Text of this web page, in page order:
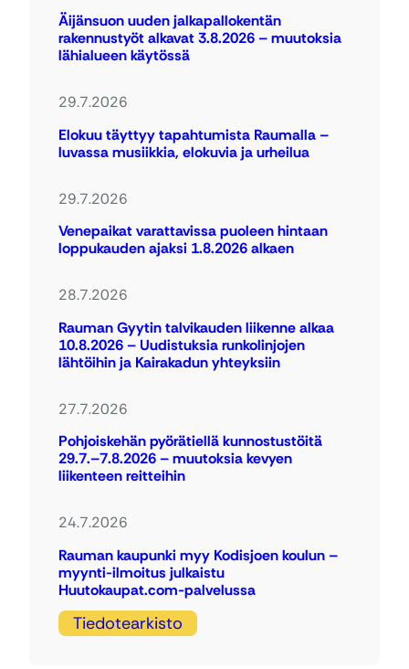
Äijänsuon uuden jalkapallokentän
rakennustyöt alkavat 3.8.2026 – muutoksia
lähialueen käytössä
29.7.2026
Elokuu täyttyy tapahtumista Raumalla –
luvassa musiikkia, elokuvia ja urheilua
29.7.2026
Venepaikat varattavissa puoleen hintaan
loppukauden ajaksi 1.8.2026 alkaen
28.7.2026
Rauman Gyytin talvikauden liikenne alkaa
10.8.2026 – Uudistuksia runkolinjojen
lähtöihin ja Kairakadun yhteyksiin
27.7.2026
Pohjoiskehän pyörätiellä kunnostustöitä
29.7.–7.8.2026 – muutoksia kevyen
liikenteen reitteihin
24.7.2026
Rauman kaupunki myy Kodisjoen koulun –
myynti-ilmoitus julkaistu
Huutokaupat.com-palvelussa
Tiedotearkisto